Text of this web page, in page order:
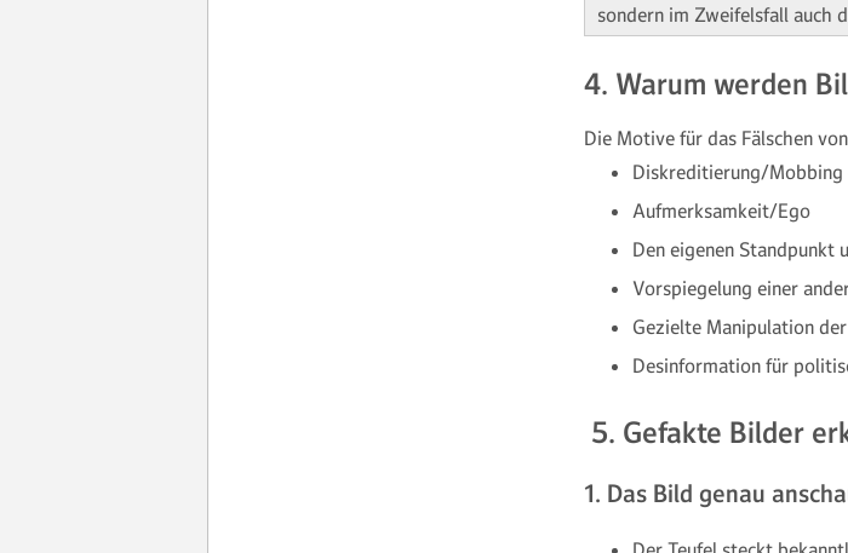
sondern im Zweifelsfall auch
4. Warum werden
Die Motive für das Fälschen
Diskreditierung/Mobbing
Aufmerksamkeit/Ego
Den eigenen Standpunkt
Vorspiegelung einer
Gezielte Manipulation
Desinformation für
5. Gefakte Bilder
1. Das Bild genau